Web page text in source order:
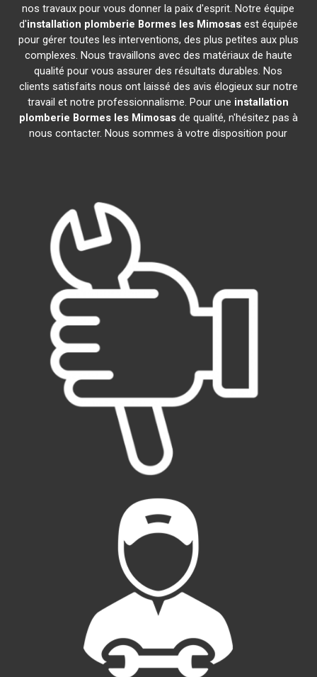
nos travaux pour vous donner la paix d'esprit. Notre équipe
d'installation plomberie Bormes les Mimosasest équipée
pour gérer toutes les interventions, des plus petites aux plus
complexes. Nous travaillons avec des matériaux de haute
qualité pour vous assurer des résultats durables. Nos
clients satisfaits nous ont laissé des avis élogieux sur notre
travail et notre professionnalisme. Pour une installation
plomberie Bormes les Mimosasde qualité, n'hésitez pas à
nous contacter. Nous sommes à votre disposition pour